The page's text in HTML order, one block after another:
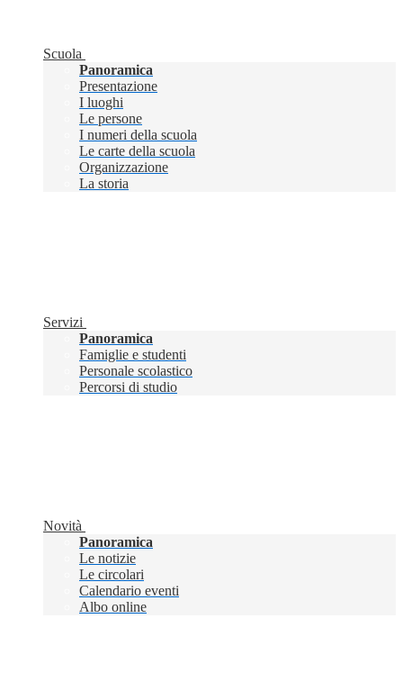
Scuola
Panoramica
Presentazione
I luoghi
Le persone
I numeri della scuola
Le carte della scuola
Organizzazione
La storia
Servizi
Panoramica
Famiglie e studenti
Personale scolastico
Percorsi di studio
Novità
Panoramica
Le notizie
Le circolari
Calendario eventi
Albo online